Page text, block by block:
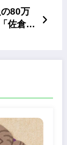
80万
佐倉チ